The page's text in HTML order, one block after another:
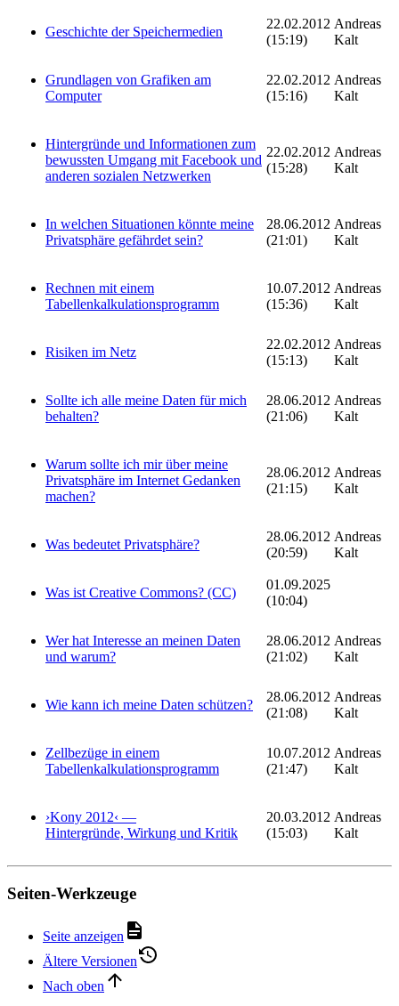
Geschichte der Speichermedien
22.02.2012
(15:19)
Andreas
Kalt
Grundlagen von Grafiken am
Computer
22.02.2012
(15:16)
Andreas
Kalt
Hintergründe und Informationen zum
bewussten Umgang mit Facebook und
anderen sozialen Netzwerken
22.02.2012
(15:28)
Andreas
Kalt
In welchen Situationen könnte meine
Privatsphäre gefährdet sein?
28.06.2012
(21:01)
Andreas
Kalt
Rechnen mit einem
Tabellenkalkulationsprogramm
10.07.2012
(15:36)
Andreas
Kalt
Risiken im Netz
22.02.2012
(15:13)
Andreas
Kalt
Sollte ich alle meine Daten für mich
behalten?
28.06.2012
(21:06)
Andreas
Kalt
Warum sollte ich mir über meine
Privatsphäre im Internet Gedanken
machen?
28.06.2012
(21:15)
Andreas
Kalt
Was bedeutet Privatsphäre?
28.06.2012
(20:59)
Andreas
Kalt
Was ist Creative Commons? (CC)
01.09.2025
(10:04)
Wer hat Interesse an meinen Daten
und warum?
28.06.2012
(21:02)
Andreas
Kalt
Wie kann ich meine Daten schützen?
28.06.2012
(21:08)
Andreas
Kalt
Zellbezüge in einem
Tabellenkalkulationsprogramm
10.07.2012
(21:47)
Andreas
Kalt
›Kony 2012‹ —
Hintergründe, Wirkung und Kritik
20.03.2012
(15:03)
Andreas
Kalt
Seiten-Werkzeuge
Seite anzeigen
Ältere Versionen
Nach oben